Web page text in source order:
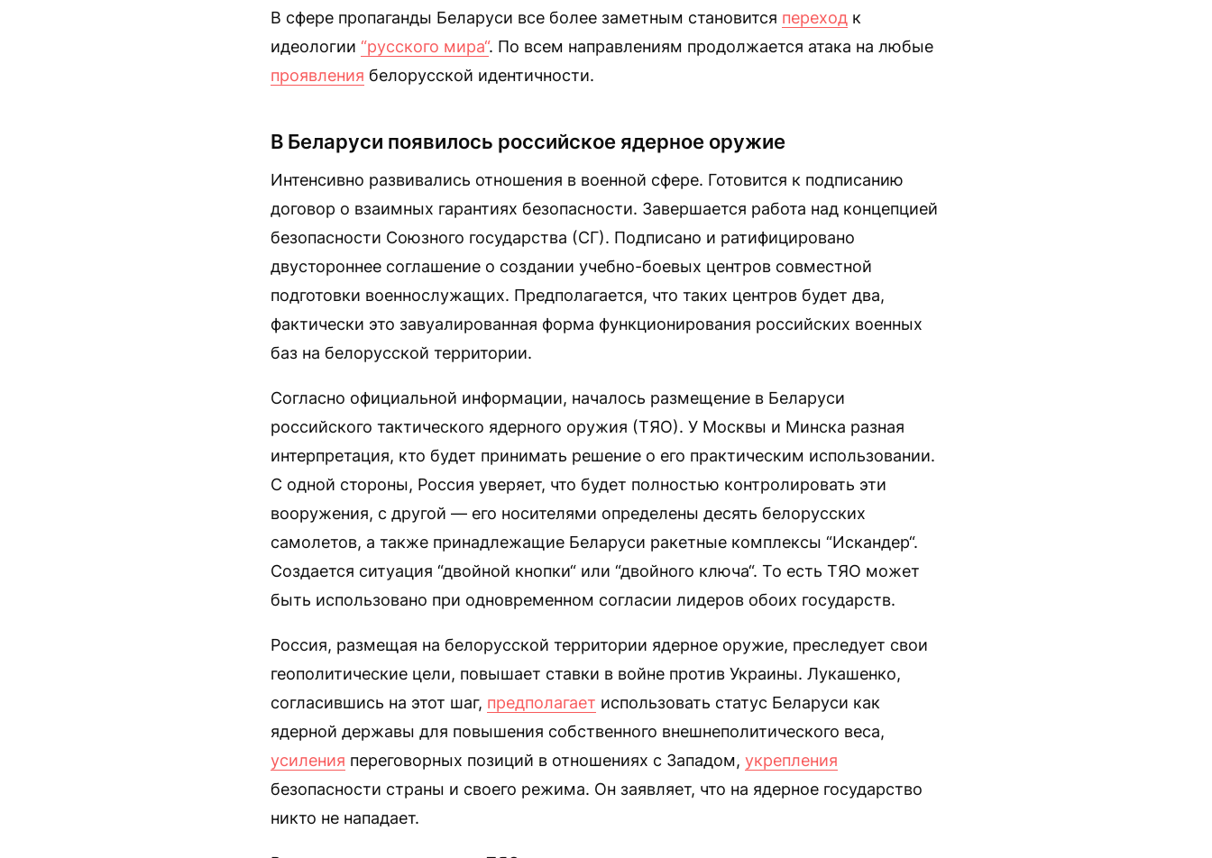
В сфере пропаганды Беларуси все более заметным становится переход к
идеологии “русского мира“. По всем направлениям продолжается атака на любые
проявления белорусской идентичности.
В Беларуси появилось российское ядерное оружие
Интенсивно развивались отношения в военной сфере. Готовится к подписанию
договор о взаимных гарантиях безопасности. Завершается работа над концепцией
безопасности Союзного государства (СГ). Подписано и ратифицировано
двустороннее соглашение о создании учебно-боевых центров совместной
подготовки военнослужащих. Предполагается, что таких центров будет два,
фактически это завуалированная форма функционирования российских военных
баз на белорусской территории.
Согласно официальной информации, началось размещение в Беларуси
российского тактического ядерного оружия (ТЯО). У Москвы и Минска разная
интерпретация, кто будет принимать решение о его практическим использовании.
С одной стороны, Россия уверяет, что будет полностью контролировать эти
вооружения, с другой — его носителями определены десять белорусских
самолетов, а также принадлежащие Беларуси ракетные комплексы “Искандер“.
Создается ситуация “двойной кнопки“ или “двойного ключа“. То есть ТЯО может
быть использовано при одновременном согласии лидеров обоих государств.
Россия, размещая на белорусской территории ядерное оружие, преследует свои
геополитические цели, повышает ставки в войне против Украины. Лукашенко,
согласившись на этот шаг, предполагает использовать статус Беларуси как
ядерной державы для повышения собственного внешнеполитического веса,
усиления переговорных позиций в отношениях с Западом, укрепления
безопасности страны и своего режима. Он заявляет, что на ядерное государство
никто не нападает.